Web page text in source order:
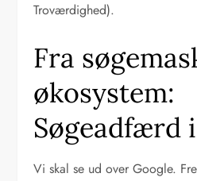
Troværdighed).
Fra
økosystem:
Søgeadfærd
Vi skal se ud over Google.